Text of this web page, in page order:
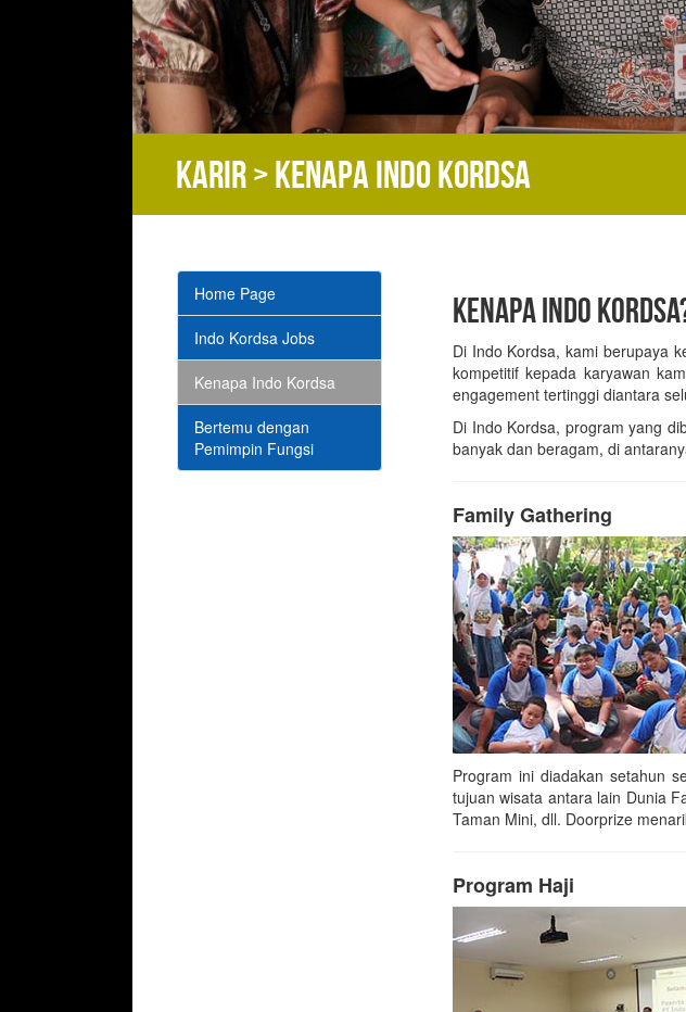
Karir > Kenapa Indo Kordsa
Home Page
Indo Kordsa Jobs
Kenapa Indo Kordsa
Bertemu dengan
Pemimpin Fungsi
KENAPA INDO
Di Indo Kordsa, kami berupaya
kompetitif kepada karyawan
engagement tertinggi diantara
Di Indo Kordsa, program yang
banyak dan beragam, di
Family Gathering
Program ini diadakan setahun
tujuan wisata antara lain Dunia
Taman Mini, dll. Doorprize
Program Haji